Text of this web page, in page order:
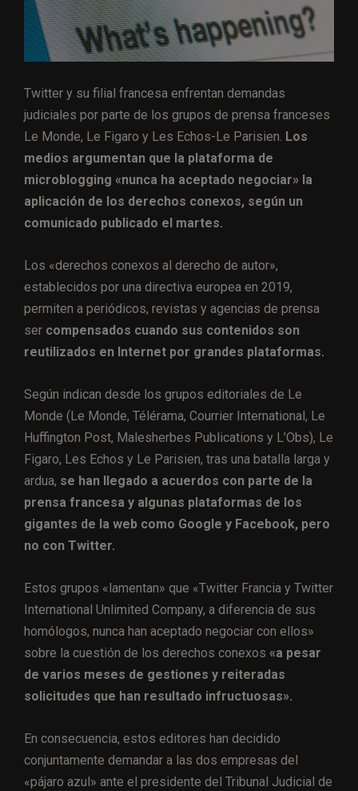
Twitter y su filial francesa enfrentan demandas
judiciales por parte de los grupos de prensa franceses
Le Monde, Le Figaro y Les Echos-Le Parisien. Los
medios argumentan que la plataforma de
microblogging «nunca ha aceptado negociar» la
aplicación de los derechos conexos, según un
comunicado publicado el martes.
Los «derechos conexos al derecho de autor»,
establecidos por una directiva europea en 2019,
permiten a periódicos, revistas y agencias de prensa
ser compensados cuando sus contenidos son
reutilizados en Internet por grandes plataformas.
Según indican desde los grupos editoriales de Le
Monde (Le Monde, Télérama, Courrier International, Le
Huffington Post, Malesherbes Publications y L’Obs), Le
Figaro, Les Echos y Le Parisien, tras una batalla larga y
ardua, se han llegado a acuerdos con parte de la
prensa francesa y algunas plataformas de los
gigantes de la web como Google y Facebook, pero
no con Twitter.
Estos grupos «lamentan» que «Twitter Francia y Twitter
International Unlimited Company, a diferencia de sus
homólogos, nunca han aceptado negociar con ellos»
sobre la cuestión de los derechos conexos «a pesar
de varios meses de gestiones y reiteradas
solicitudes que han resultado infructuosas».
En consecuencia, estos editores han decidido
conjuntamente demandar a las dos empresas del
«pájaro azul» ante el presidente del Tribunal Judicial de